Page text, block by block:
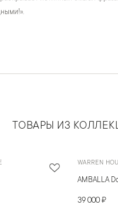
ТОВАРЫ ИЗ
WARREN
AMBALLA
39 000 ₽